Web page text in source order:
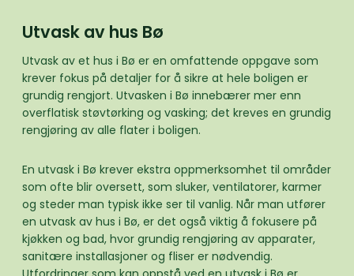
Utvask av hus Bø
Utvask av et hus i Bø er en omfattende oppgave som
krever fokus på detaljer for å sikre at hele boligen er
grundig rengjort. Utvasken i Bø innebærer mer enn
overflatisk støvtørking og vasking; det kreves en grundig
rengjøring av alle flater i boligen.
En utvask i Bø krever ekstra oppmerksomhet til områder
som ofte blir oversett, som sluker, ventilatorer, karmer
og steder man typisk ikke ser til vanlig. Når man utfører
en utvask av hus i Bø, er det også viktig å fokusere på
kjøkken og bad, hvor grundig rengjøring av apparater,
sanitære installasjoner og fliser er nødvendig.